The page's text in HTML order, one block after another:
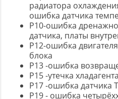
радиатора
ошибка датчика
P10-ошибка
датчика, платы
P12-ошибка
блока
P13 -ошибка
P15 -утечка хладагента
P17 -ошибка датчика
P19 - ошибка